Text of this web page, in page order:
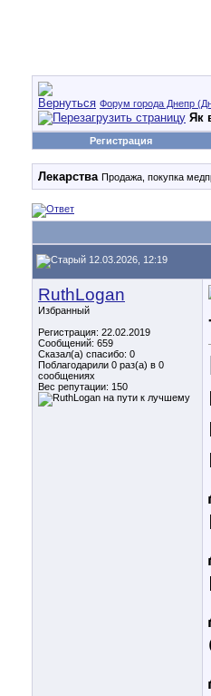
Форум города Днепр
Як
Регистрация
Лекарства Продажа, покупка
12.03.2026, 12:19
RuthLogan
Избранный
Регистрация: 22.02.2019
Сообщений: 659
Сказал(а) спасибо: 0
Поблагодарили 0 раз(а) в 0
сообщениях
Вес репутации: 150